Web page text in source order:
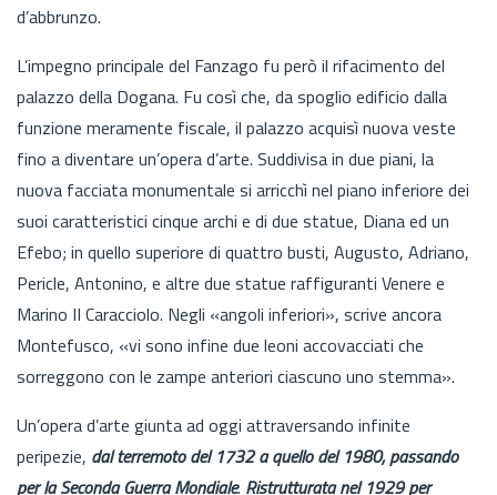
d’abbrunzo.
L’impegno principale del Fanzago fu però il rifacimento del
palazzo della Dogana. Fu così che, da spoglio edificio dalla
funzione meramente fiscale, il palazzo acquisì nuova veste
fino a diventare un’opera d’arte. Suddivisa in due piani, la
nuova facciata monumentale si arricchì nel piano inferiore dei
suoi caratteristici cinque archi e di due statue, Diana ed un
Efebo; in quello superiore di quattro busti, Augusto, Adriano,
Pericle, Antonino, e altre due statue raffiguranti Venere e
Marino II Caracciolo. Negli «angoli inferiori», scrive ancora
Montefusco, «vi sono infine due leoni accovacciati che
sorreggono con le zampe anteriori ciascuno uno stemma».
Un’opera d’arte giunta ad oggi attraversando infinite
peripezie, dal terremoto del 1732 a quello del 1980, passando
per la Seconda Guerra Mondiale. Ristrutturata nel 1929 per